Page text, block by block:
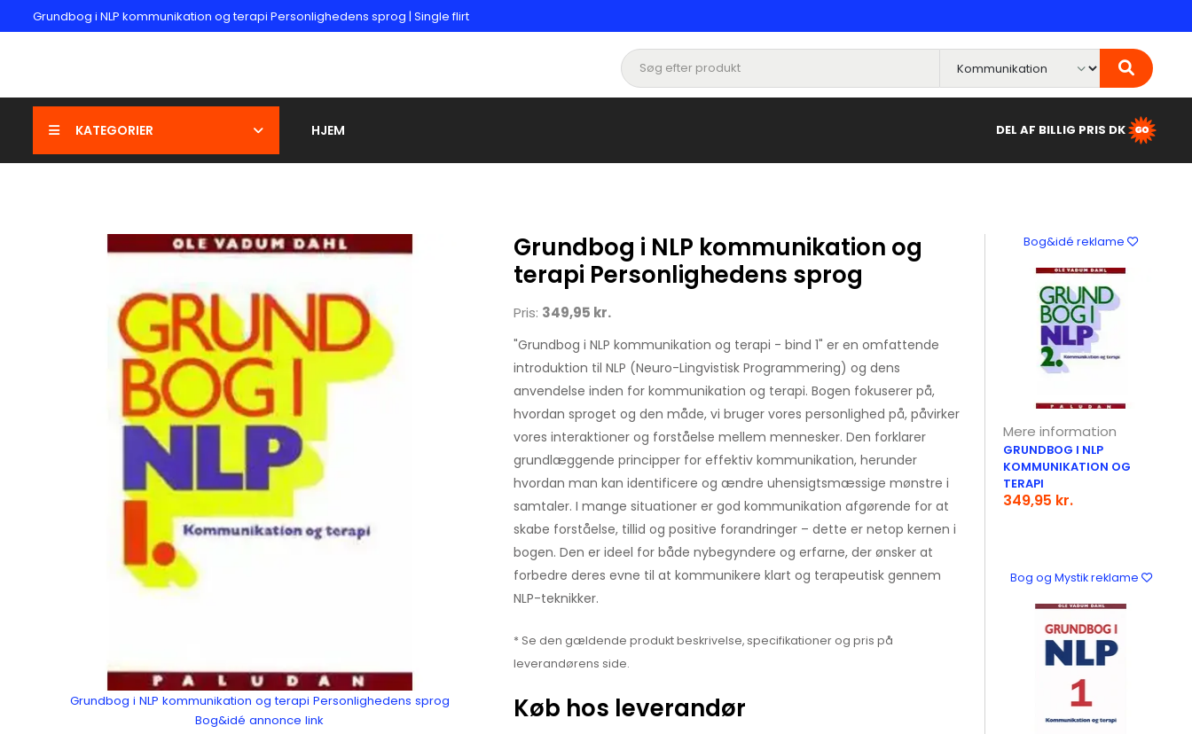
Grundbog i NLP kommunikation og terapi Personlighedens sprog | Single flirt
KATEGORIER HJEM DEL AF BILLIG PRIS DK
Grundbog i NLP kommunikation og terapi Personlighedens sprog
Bog&idé annonce link
Grundbog i NLP kommunikation og
terapi Personlighedens sprog
Pris: 349,95 kr.
"Grundbog i NLP kommunikation og terapi - bind 1" er en omfattende
introduktion til NLP (Neuro-Lingvistisk Programmering) og dens
anvendelse inden for kommunikation og terapi. Bogen fokuserer på,
hvordan sproget og den måde, vi bruger vores personlighed på, påvirker
vores interaktioner og forståelse mellem mennesker. Den forklarer
grundlæggende principper for effektiv kommunikation, herunder
hvordan man kan identificere og ændre uhensigtsmæssige mønstre i
samtaler. I mange situationer er god kommunikation afgørende for at
skabe forståelse, tillid og positive forandringer – dette er netop kernen i
bogen. Den er ideel for både nybegyndere og erfarne, der ønsker at
forbedre deres evne til at kommunikere klart og terapeutisk gennem
NLP-teknikker.
* Se den gældende produkt beskrivelse, specifikationer og pris på
leverandørens side.
Køb hos leverandør
Bog&idé reklame
Mere information
GRUNDBOG I NLP
KOMMUNIKATION OG
TERAPI
349,95 kr.
Bog og Mystik reklame